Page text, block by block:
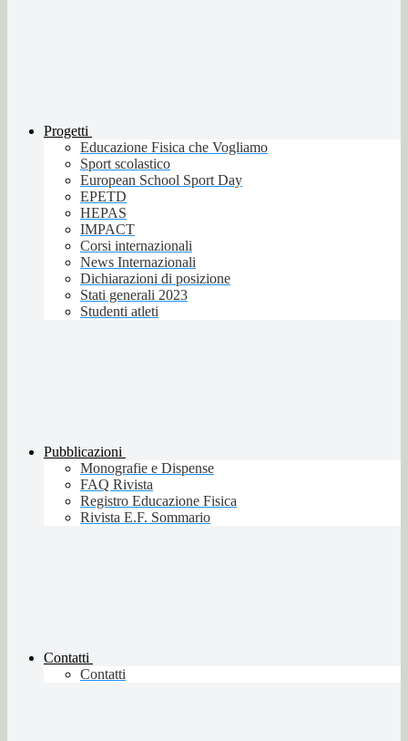
Progetti
Educazione Fisica che Vogliamo
Sport scolastico
European School Sport Day
EPETD
HEPAS
IMPACT
Corsi internazionali
News Internazionali
Dichiarazioni di posizione
Stati generali 2023
Studenti atleti
Pubblicazioni
Monografie e Dispense
FAQ Rivista
Registro Educazione Fisica
Rivista E.F. Sommario
Contatti
Contatti